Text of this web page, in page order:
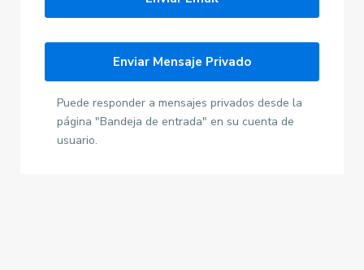
Puede responder a mensajes privados desde la
página "Bandeja de entrada" en su cuenta de
usuario.